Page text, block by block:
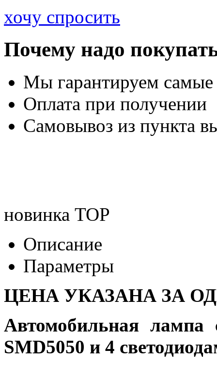
хочу спросить
Почему надо
Мы гарантируем
Оплата при получении
Самовывоз из пункта
новинка TOP
Описание
Параметры
ЦЕНА УКАЗАНА ЗА
Автомобильная
SMD5050 и 4